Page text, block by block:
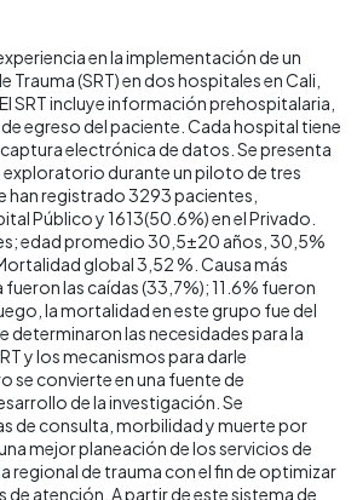
en la implementación de un
Trauma (SRT) en dos hospitales en Cali,
SRT incluye información prehospitalaria,
egreso del paciente. Cada hospital tiene
electrónica de datos. Se presenta
exploratorio durante un piloto de tres
han registrado 3293 pacientes,
Público y 1613(50.6%) en el Privado.
edad promedio 30,5±20 años, 30,5%
global 3,52 %. Causa más
las caídas (33,7%); 11.6% fueron
la mortalidad en este grupo fue del
determinaron las necesidades para la
y los mecanismos para darle
se convierte en una fuente de
de la investigación. Se
de consulta, morbilidad y muerte por
mejor planeación de los servicios de
regional de trauma con el fin de optimizar
de atención. A partir de este sistema de